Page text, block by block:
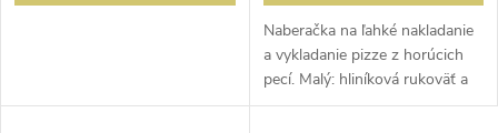
Naberačka na ľahké nakladanie
a vykladanie pizze z horúcich
pecí. Malý: hliníková rukoväť a
vrch 23 x 15 cm. Stredné a